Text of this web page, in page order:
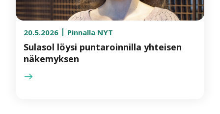
20.5.2026 Pinnalla NYT
Sulasol löysi puntaroinnilla yhteisen
näkemyksen